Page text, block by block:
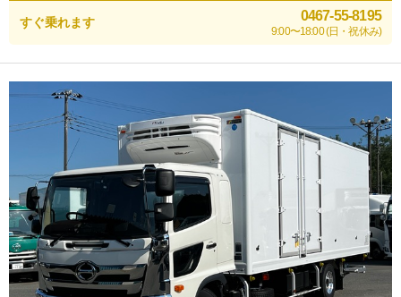
すぐ乗れます 0467-55-8195
9:00〜18:00 (日・祝休み)